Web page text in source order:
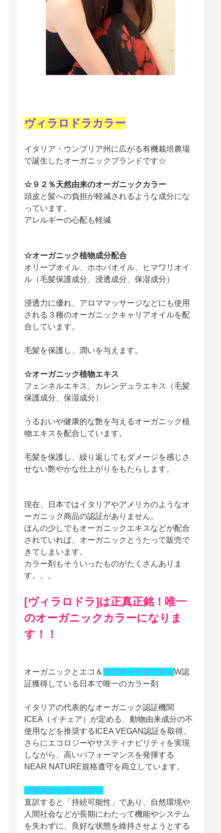
ヴィラロドラカラー
イタリア・ウンブリア州に広がる有機栽培農場
で誕生したオーガニックブランドです☆
☆９２％天然由来のオーガニックカラー
頭皮と髪への負担が軽減されるような成分にな
っています。
アレルギーの心配も軽減
☆オーガニック植物成分配合
オリーブオイル、ホホバオイル、ヒマワリオイ
ル（毛髪保護成分、浸透成分、保湿成分）
浸透力に優れ、アロママッサージなどにも使用
される３種のオーガニックキャリアオイルを配
合しています。
毛髪を保護し、潤いを与えます。
☆オーガニック植物エキス
フェンネルエキス、カレンデュラエキス（毛髪
保護成分、保湿成分）
うるおいや健康的な艶を与えるオーガニック植
物エキスを配合しています。
毛髪を保護し、繰り返してもダメージを感じさ
せない艶やかな仕上がりをもたらします。
現在、日本ではイタリアやアメリカのようなオ
ーガニック商品の認証がありません。
ほんの少しでもオーガニックエキスなどが配合
されていれば、オーガニックとうたって販売で
きてしまいます。
カラー剤もそういったものがたくさんありま
す。。。
[ヴィラロドラ]は正真正銘！唯一
のオーガニックカラーになりま
す！！
オーガニックとエコ＆サスティナビリティW認
証獲得している日本で唯一のカラー剤
イタリアの代表的なオーガニック認証機関
ICEA（イチェア）が定める、動物由来成分の不
使用などを推奨するICEA VEGAN認証を取得。
さらにエコロジーやサスティナビリティを実現
しながら、高いパフォーマンスを発揮する
NEAR NATURE規格遵守を両立しています。
☆サスティナビリティ
直訳すると「持続可能性」であり、自然環境や
人間社会などが長期にわたって機能やシステム
を失わずに、良好な状態を維持させようとする